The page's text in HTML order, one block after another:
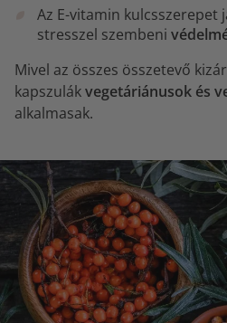
Az E-vitamin kulcsszerepet
stresszel szembeni
Mivel az összes összetevő
kapszulákvegetáriánusok és
alkalmasak.